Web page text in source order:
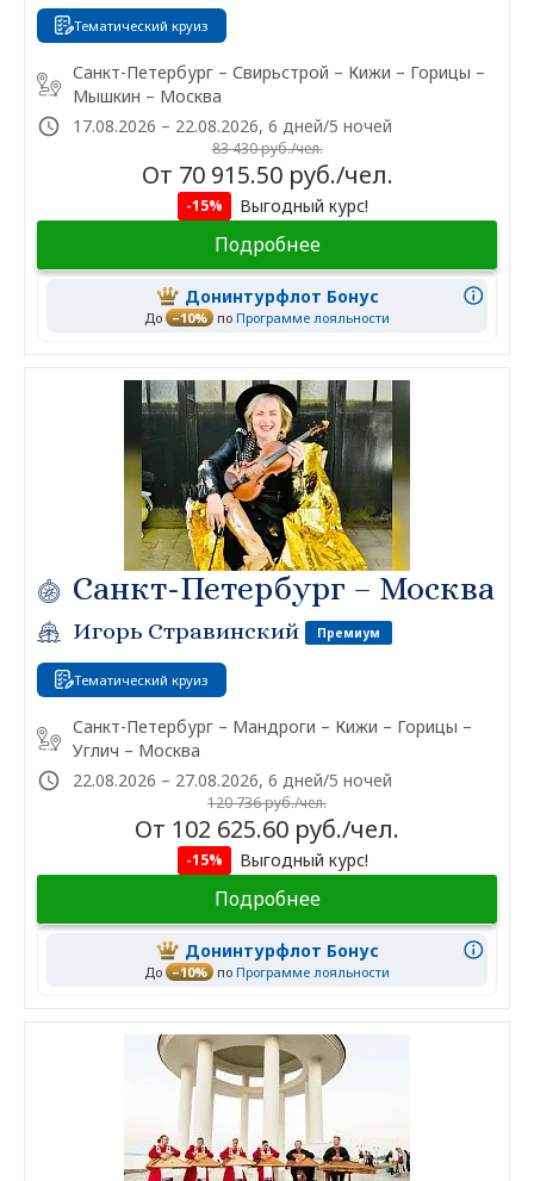
Тематический круиз
Санкт-Петербург – Свирьстрой – Кижи – Горицы –
Мышкин – Москва
17.08.2026 – 22.08.2026, 6 дней/5 ночей
83 430 руб./чел.
От 70 915.50 руб./чел.
-15% Выгодный курс!
Подробнее
Донинтурфлот Бонус
До –10% по Программе лояльности
Санкт-Петербург – Москва
Игорь Стравинский Премиум
Тематический круиз
Санкт-Петербург – Мандроги – Кижи – Горицы –
Углич – Москва
22.08.2026 – 27.08.2026, 6 дней/5 ночей
120 736 руб./чел.
От 102 625.60 руб./чел.
-15% Выгодный курс!
Подробнее
Донинтурфлот Бонус
До –10% по Программе лояльности